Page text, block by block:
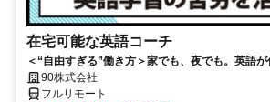
在宅可能な英語コーチ
＜“自由すぎる”働き方＞家でも、夜でも。英語が
90株式会社
フルリモート